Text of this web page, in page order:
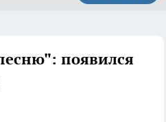
появился